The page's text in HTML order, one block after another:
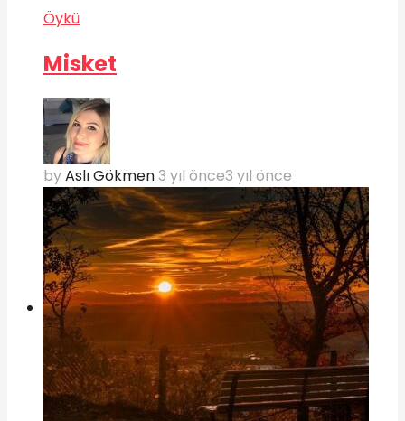
Öykü
Misket
byAslı Gökmen3 yıl önce3 yıl önce